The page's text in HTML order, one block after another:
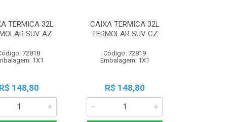
TERMICA 32L
SUV AZ
72818
1X1
R$ 148,80
CAIXA TERMICA 32L
TERMOLAR SUV CZ
Código: 72819
Embalagem: 1X1
R$ 148,80